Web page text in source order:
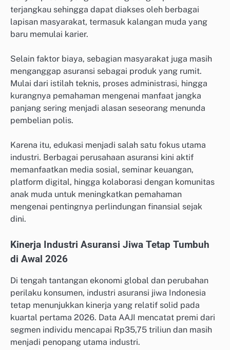
terjangkau sehingga dapat diakses oleh berbagai
lapisan masyarakat, termasuk kalangan muda yang
baru memulai karier.
Selain faktor biaya, sebagian masyarakat juga masih
menganggap asuransi sebagai produk yang rumit.
Mulai dari istilah teknis, proses administrasi, hingga
kurangnya pemahaman mengenai manfaat jangka
panjang sering menjadi alasan seseorang menunda
pembelian polis.
Karena itu, edukasi menjadi salah satu fokus utama
industri. Berbagai perusahaan asuransi kini aktif
memanfaatkan media sosial, seminar keuangan,
platform digital, hingga kolaborasi dengan komunitas
anak muda untuk meningkatkan pemahaman
mengenai pentingnya perlindungan finansial sejak
dini.
Kinerja Industri Asuransi Jiwa Tetap Tumbuh
di Awal 2026
Di tengah tantangan ekonomi global dan perubahan
perilaku konsumen, industri asuransi jiwa Indonesia
tetap menunjukkan kinerja yang relatif solid pada
kuartal pertama 2026. Data AAJI mencatat premi dari
segmen individu mencapai Rp35,75 triliun dan masih
menjadi penopang utama industri.